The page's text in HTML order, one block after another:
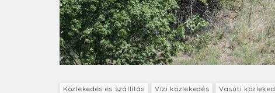
Közlekedés és szállítás Vízi közlekedés Vasúti